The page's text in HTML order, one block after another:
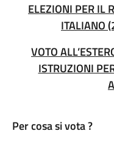
ELEZIONI PER IL
ITALIANO
VOTO
ISTRUZIONI
Per cosa si vota ?